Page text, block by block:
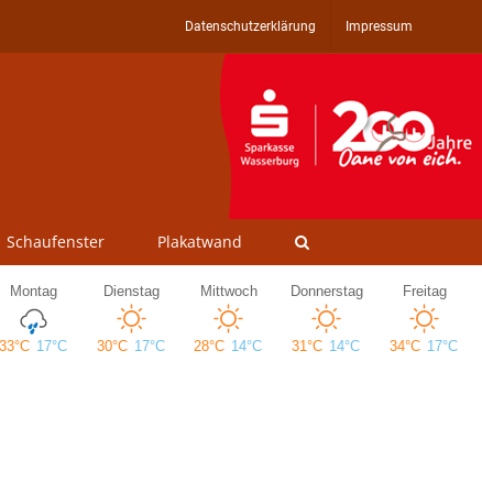
Datenschutzerklärung Impressum
Schaufenster Plakatwand